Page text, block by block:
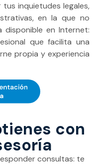
inquietudes legales,
en la que no
disponible en Internet:
que facilita una
propia y experiencia
con
consultas: te